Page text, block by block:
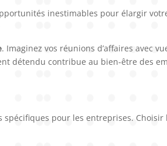
inestimables pour élargir
. Imaginez vos réunions d’affaires avec
détendu contribue au bien-être des
pour les entreprises. Choisir